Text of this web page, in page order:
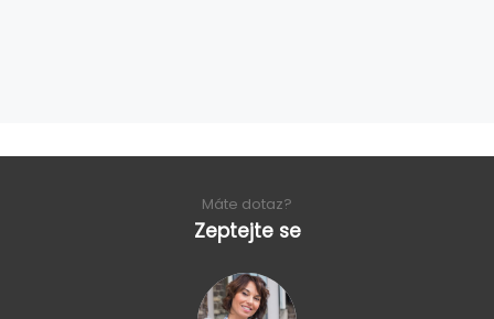
Máte dotaz?
Zeptejte se